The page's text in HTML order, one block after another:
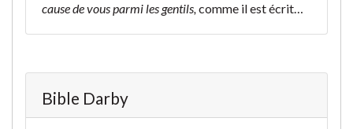
cause de vous parmi les gentils,comme il est écrit…
Bible Darby